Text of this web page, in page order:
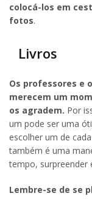
colocá-los em
fotos.
Livros
Os professores e
merecem um
os agradem. Por
um pode ser uma
escolher um de
também é uma
tempo, surpreender
Lembre-se de se